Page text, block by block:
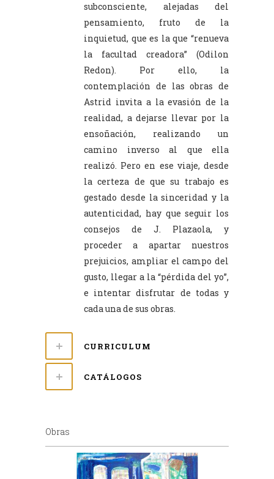
subconsciente, alejadas del
pensamiento, fruto de la
inquietud, que es la que “renueva
la facultad creadora” (Odilon
Redon). Por ello, la
contemplación de las obras de
Astrid invita a la evasión de la
realidad, a dejarse llevar por la
ensoñación, realizando un
camino inverso al que ella
realizó. Pero en ese viaje, desde
la certeza de que su trabajo es
gestado desde la sinceridad y la
autenticidad, hay que seguir los
consejos de J. Plazaola, y
proceder a apartar nuestros
prejuicios, ampliar el campo del
gusto, llegar a la “pérdida del yo”,
e intentar disfrutar de todas y
cada una de sus obras.
CURRICULUM
CATÁLOGOS
Obras